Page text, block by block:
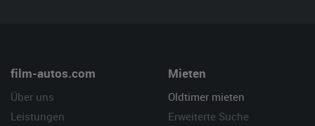
film-autos.com
Über uns
Leistungen
Mieten
Oldtimer mieten
Erweiterte Suche